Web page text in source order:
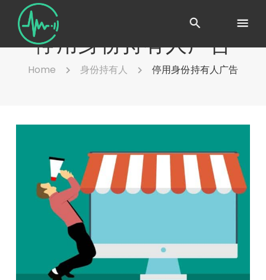
停用身份持有人广告
Home 身份持有人 停用身份持有人广告